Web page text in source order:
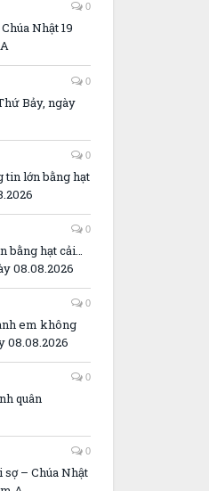
0
Nhật 19
0
Bảy, ngày
0
tin lớn bằng hạt
0
bằng hạt cải…
08.08.2026
0
em không
08.08.2026
0
quân
0
– Chúa Nhật